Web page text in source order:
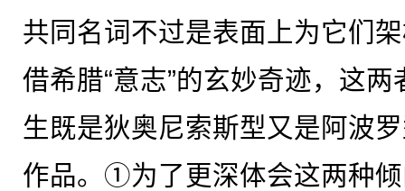
共同名词不过是表面上为它们
借希腊“意志”的玄妙奇迹，这
生既是狄奥尼索斯型又是阿波
作品。①为了更深体会这两种